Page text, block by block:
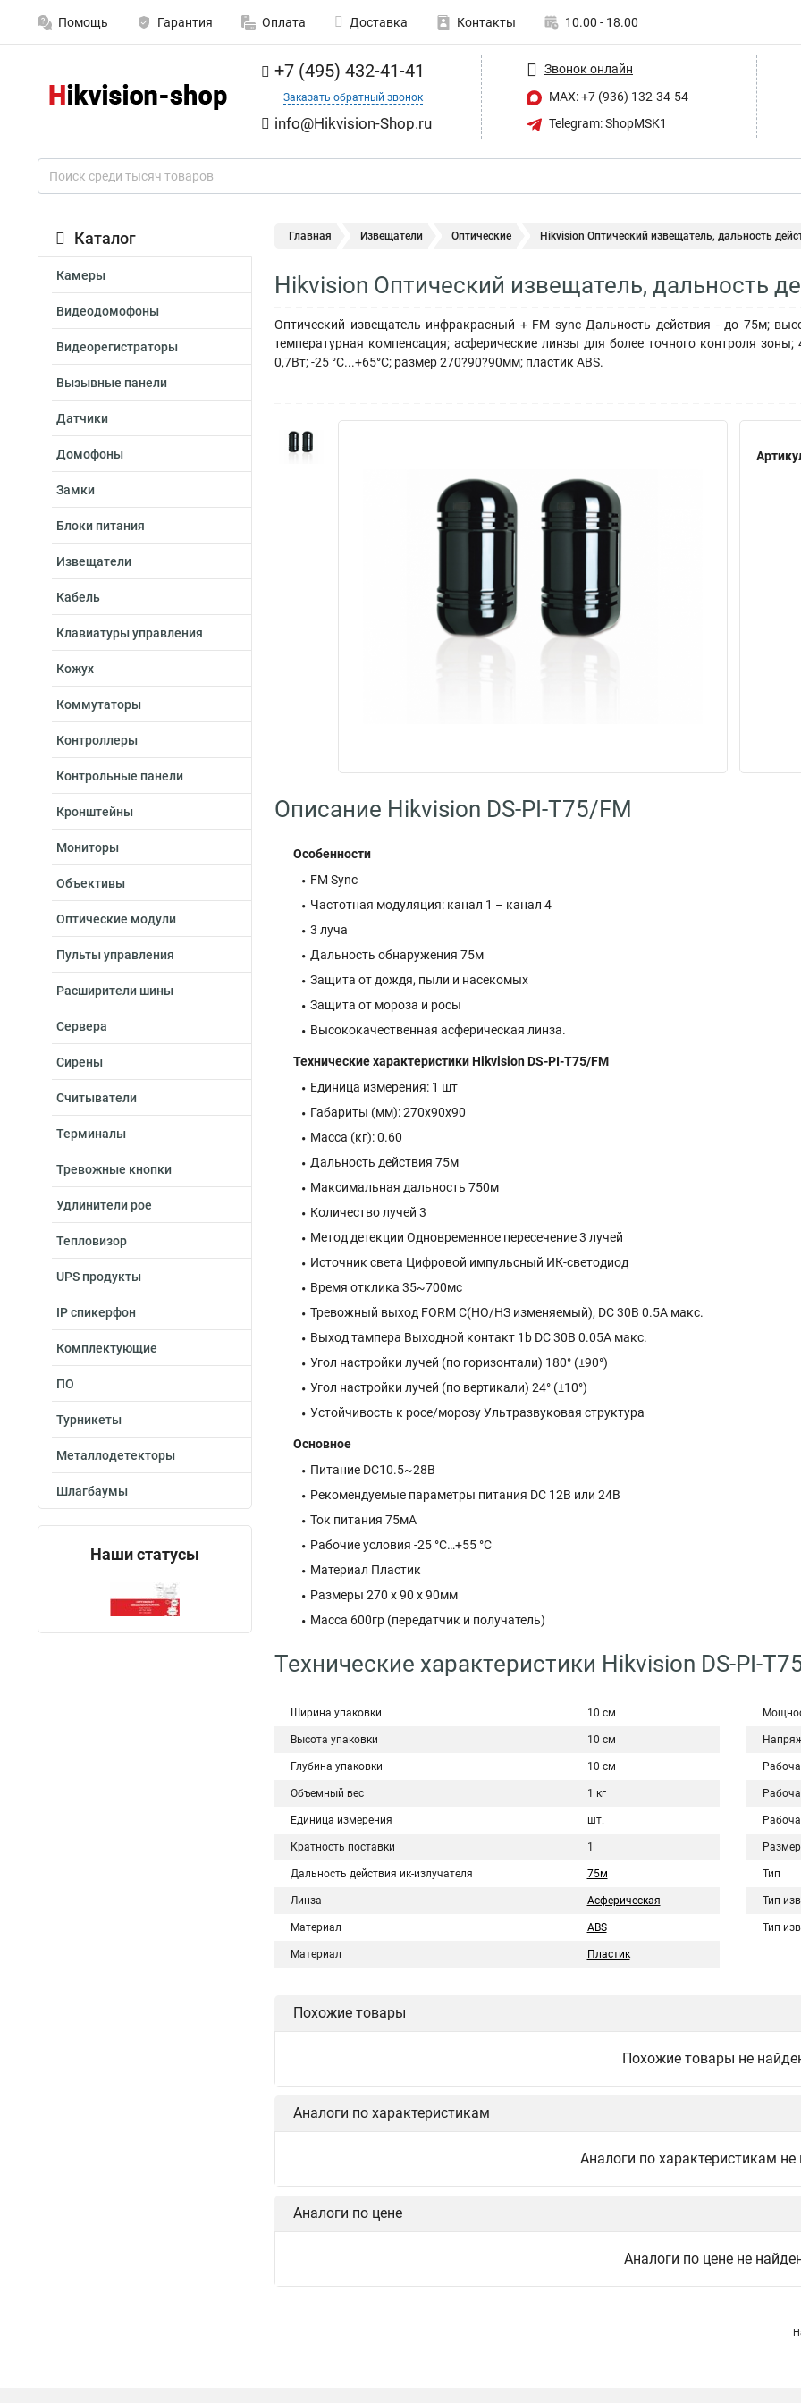
Помощь Гарантия Оплата Доставка Контакты 10.00 - 18.00
+7 (495) 432-41-41
Заказать обратный звонок
info@Hikvision-Shop.ru
Звонок онлайн
MAX: +7 (936) 132-34-54
Telegram: ShopMSK1
Каталог
Камеры
Видеодомофоны
Видеорегистраторы
Вызывные панели
Датчики
Домофоны
Замки
Блоки питания
Извещатели
Кабель
Клавиатуры управления
Кожух
Коммутаторы
Контроллеры
Контрольные панели
Кронштейны
Мониторы
Объективы
Оптические модули
Пульты управления
Расширители шины
Сервера
Сирены
Считыватели
Терминалы
Тревожные кнопки
Удлинители poe
Тепловизор
UPS продукты
IP спикерфон
Комплектующие
ПО
Турникеты
Металлодетекторы
Шлагбаумы
Наши статусы
Главная Извещатели Оптические Hikvision Оптический извещатель, дальность
Hikvision Оптический извещатель, дальность
Оптический извещатель инфракрасный + FM sync Дальность действия - до 75м;
температурная компенсация; асферические линзы для более точного контроля
0,7Вт; -25 °C...+65°C; размер 270?90?90мм; пластик ABS.
Описание Hikvision DS-PI-T75/FM
Особенности
FM Sync
Частотная модуляция: канал 1 – канал 4
3 луча
Дальность обнаружения 75м
Защита от дождя, пыли и насекомых
Защита от мороза и росы
Высококачественная асферическая линза.
Технические характеристики Hikvision DS-PI-T75/FM
Единица измерения: 1 шт
Габариты (мм): 270x90x90
Масса (кг): 0.60
Дальность действия 75м
Максимальная дальность 750м
Количество лучей 3
Метод детекции Одновременное пересечение 3 лучей
Источник света Цифровой импульсный ИК-светодиод
Время отклика 35~700мс
Тревожный выход FORM C(НО/НЗ изменяемый), DC 30В 0.5A макс.
Выход тампера Выходной контакт 1b DC 30В 0.05A макс.
Угол настройки лучей (по горизонтали) 180° (±90°)
Угол настройки лучей (по вертикали) 24° (±10°)
Устойчивость к росе/морозу Ультразвуковая структура
Основное
Питание DC10.5~28В
Рекомендуемые параметры питания DC 12В или 24В
Ток питания 75мА
Рабочие условия -25 °C…+55 °C
Материал Пластик
Размеры 270 x 90 x 90мм
Масса 600гр (передатчик и получатель)
Технические характеристики Hikvision DS-PI-
Ширина упаковки 10 см
Высота упаковки 10 см
Глубина упаковки 10 см
Объемный вес 1 кг
Единица измерения шт.
Кратность поставки 1
Дальность действия ик-излучателя 75м
Линза Асферическая
Материал ABS
Материал Пластик
Размер
Тип
Тип
Тип
Похожие товары
Похожие товары не
Аналоги по характеристикам
Аналоги по характеристикам
Аналоги по цене
Аналоги по цене не